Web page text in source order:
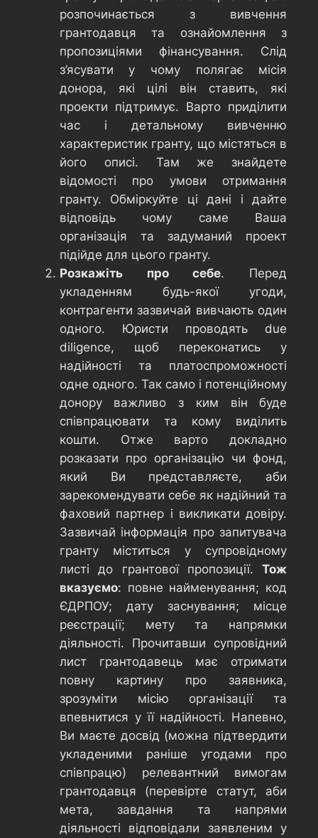
розпочинається з вивчення
грантодавця та ознайомлення з
пропозиціями фінансування. Слід
з’ясувати у чому полягає місія
донора, які цілі він ставить, які
проекти підтримує. Варто приділити
час і детальному вивченню
характеристик гранту, що містяться в
його описі. Там же знайдете
відомості про умови отримання
гранту. Обміркуйте ці дані і дайте
відповідь чому саме Ваша
організація та задуманий проект
підійде для цього гранту.
Розкажіть про себе. Перед
укладенням будь-якої угоди,
контрагенти зазвичай вивчають один
одного. Юристи проводять due
diligence, щоб переконатись у
надійності та платоспроможності
одне одного. Так само і потенційному
донору важливо з ким він буде
співпрацювати та кому виділить
кошти. Отже варто докладно
розказати про організацію чи фонд,
який Ви представляєте, аби
зарекомендувати себе як надійний та
фаховий партнер і викликати довіру.
Зазвичай інформація про запитувача
гранту міститься у супровідному
листі до грантової пропозиції.Тож
вказуємо: повне найменування; код
ЄДРПОУ; дату заснування; місце
реєстрації; мету та напрямки
діяльності. Прочитавши супровідний
лист грантодавець має отримати
повну картину про заявника,
зрозуміти місію організації та
впевнитися у її надійності. Напевно,
Ви маєте досвід (можна підтвердити
укладеними раніше угодами про
співпрацю) релевантний вимогам
грантодавця (перевірте статут, аби
мета, завдання та напрями
діяльності відповідали заявленим у